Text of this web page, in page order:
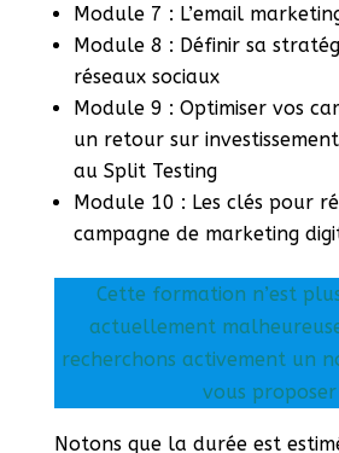
Module 7 : L’email
Module 8 : Définir sa
réseaux sociaux
Module 9 : Optimiser vos
un retour sur
au Split Testing
Module 10 : Les clés pour
campagne de marketing
Cette formation n’est
actuellement
recherchons activement un
vous proposer
Notons que la durée est